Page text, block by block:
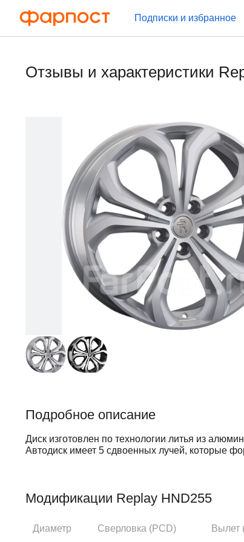
Подписки и избранное
Отзывы и характеристики
Подробное описание
Диск изготовлен по технологии литья из
Автодиск имеет 5 сдвоенных лучей, которые
Модификации Replay HND255
Диаметр Сверловка (PCD) Вылет